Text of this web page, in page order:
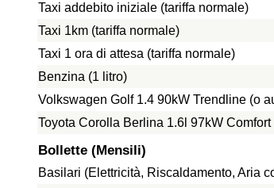
Taxi addebito iniziale (tariffa normale)
Taxi 1km (tariffa normale)
Taxi 1 ora di attesa (tariffa normale)
Benzina (1 litro)
Volkswagen Golf 1.4 90kW Trendline (o
Toyota Corolla Berlina 1.6l 97kW
Bollette (Mensili)
Basilari (Elettricità, Riscaldamento, Aria